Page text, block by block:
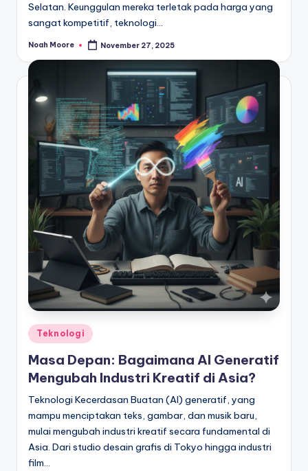
Selatan. Keunggulan mereka terletak pada harga yang
sangat kompetitif, teknologi…
Posted
Noah Moore November 27, 2025
Posted
in
Teknologi
Masa Depan: Bagaimana AI Generatif
Mengubah Industri Kreatif di Asia?
Teknologi Kecerdasan Buatan (AI) generatif, yang
mampu menciptakan teks, gambar, dan musik baru,
mulai mengubah industri kreatif secara fundamental di
Asia. Dari studio desain grafis di Tokyo hingga industri
film…